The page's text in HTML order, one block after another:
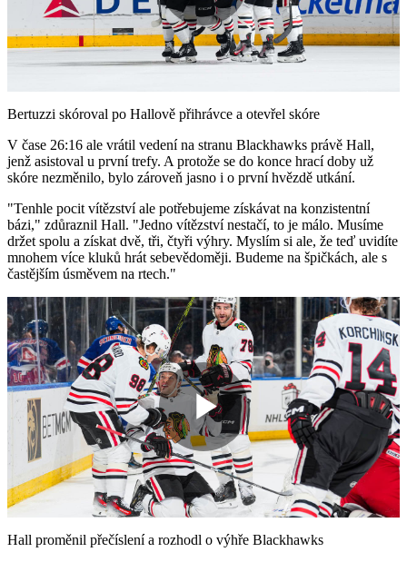
Play
Video
Bertuzzi skóroval po Hallově přihrávce a otevřel skóre
V čase 26:16 ale vrátil vedení na stranu Blackhawks právě Hall,
jenž asistoval u první trefy. A protože se do konce hrací doby už
skóre nezměnilo, bylo zároveň jasno i o první hvězdě utkání.
"Tenhle pocit vítězství ale potřebujeme získávat na konzistentní
bázi," zdůraznil Hall. "Jedno vítězství nestačí, to je málo. Musíme
držet spolu a získat dvě, tři, čtyři výhry. Myslím si ale, že teď uvidíte
mnohem více kluků hrát sebevědoměji. Budeme na špičkách, ale s
častějším úsměvem na rtech."
Play
Video
Hall proměnil přečíslení a rozhodl o výhře Blackhawks